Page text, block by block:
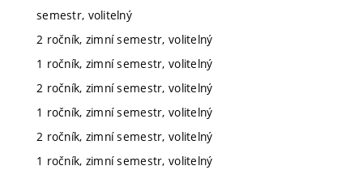
semestr, volitelný
2 ročník, zimní semestr, volitelný
1 ročník, zimní semestr, volitelný
2 ročník, zimní semestr, volitelný
1 ročník, zimní semestr, volitelný
2 ročník, zimní semestr, volitelný
1 ročník, zimní semestr, volitelný